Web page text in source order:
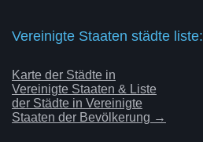
Vereinigte Staaten städte liste:
Karte der Städte in
Vereinigte Staaten & Liste
der Städte in Vereinigte
Staaten der Bevölkerung →